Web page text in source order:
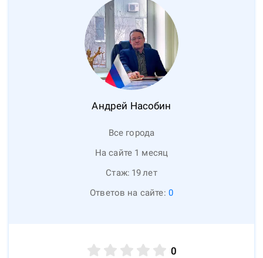
Андрей Насобин
Все города
На сайте 1 месяц
Стаж: 19лет
Ответов на сайте: 0
0